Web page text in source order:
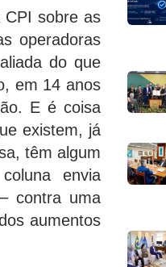
CPI sobre as
operadoras
do que
em 14 anos
E é coisa
existem, já
têm algum
envia
contra uma
aumentos